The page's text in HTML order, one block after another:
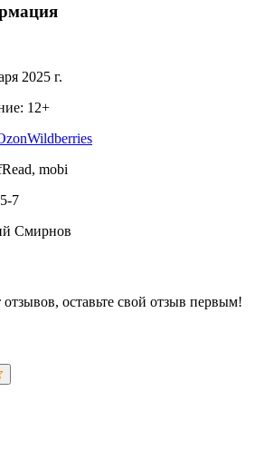
2025 г.
12+
Wildberries
mobi
7
Смирнов
оставьте свой отзыв первым!